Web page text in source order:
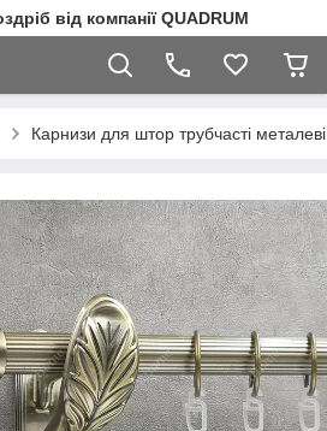
від компанії QUADRUM
Карнизи для штор трубчасті металеві